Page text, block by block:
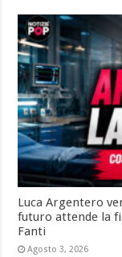
Luca Argentero
futuro attende la
Fanti
Agosto 3, 2026